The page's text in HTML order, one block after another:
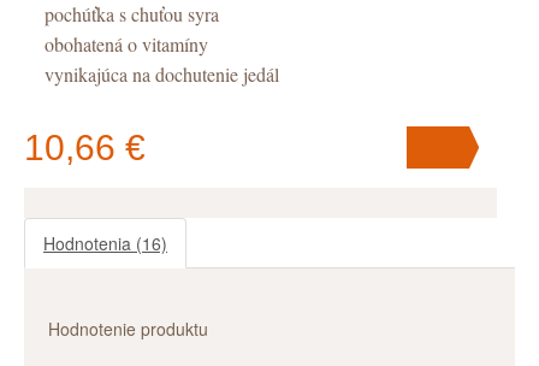
pochúťka s chuťou syra
obohatená o vitamíny
vynikajúca na dochutenie jedál
10,66 €
V košíku máte
Hodnotenia (16)
Hodnotenie produktu